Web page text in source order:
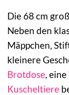
Die 68 cm
Neben den
Mäppchen,
kleinere
Brotdose, eine
Kuscheltiere